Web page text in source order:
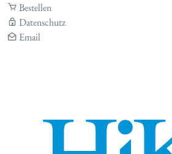
Bestellen
Datenschutz
Email